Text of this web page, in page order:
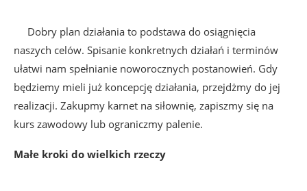
Dobry plan działania to podstawa do osiągnięcia
naszych celów. Spisanie konkretnych działań i terminów
ułatwi nam spełnianie noworocznych postanowień. Gdy
będziemy mieli już koncepcję działania, przejdżmy do jej
realizacji. Zakupmy karnet na siłownię, zapiszmy się na
kurs zawodowy lub ograniczmy palenie.
Małe kroki do wielkich rzeczy